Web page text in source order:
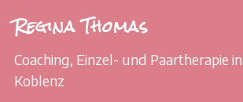
Regina Thomas
Coaching, Einzel- und Paartherapie
Koblenz